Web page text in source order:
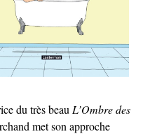
du très beau L’Ombre des
met son approche